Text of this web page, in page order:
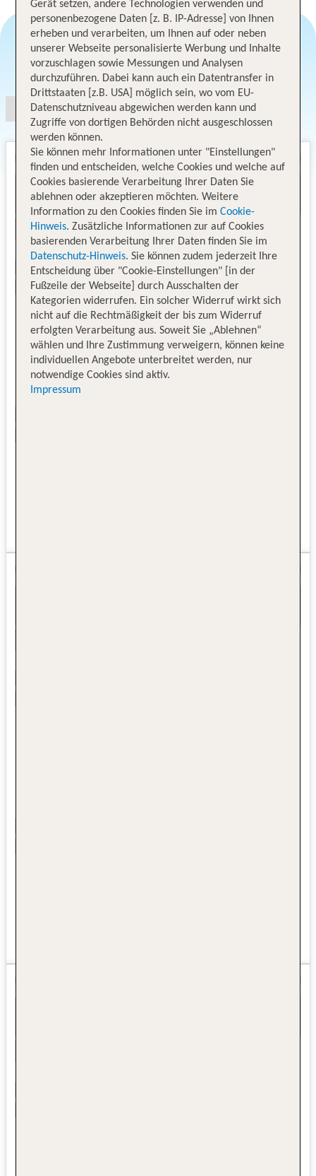
Angebotsauswahl
Gerät setzen, andere Technologien verwenden und
personenbezogene Daten [z. B. IP-Adresse] von Ihnen
erheben und verarbeiten, um Ihnen auf oder neben
unserer Webseite personalisierte Werbung und Inhalte
vorzuschlagen sowie Messungen und Analysen
durchzuführen. Dabei kann auch ein Datentransfer in
Drittstaaten [z.B. USA] möglich sein, wo vom EU-
Datenschutzniveau abgewichen werden kann und
Zugriffe von dortigen Behörden nicht ausgeschlossen
werden können.
Sie können mehr Informationen unter "Einstellungen"
finden und entscheiden, welche Cookies und welche auf
Cookies basierende Verarbeitung Ihrer Daten Sie
ablehnen oder akzeptieren möchten. Weitere
Information zu den Cookies finden Sie im Cookie-
Hinweis. Zusätzliche Informationen zur auf Cookies
basierenden Verarbeitung Ihrer Daten finden Sie im
Datenschutz-Hinweis. Sie können zudem jederzeit Ihre
Entscheidung über "Cookie-Einstellungen" [in der
Fußzeile der Webseite] durch Ausschalten der
Kategorien widerrufen. Ein solcher Widerruf wirkt sich
nicht auf die Rechtmäßigkeit der bis zum Widerruf
erfolgten Verarbeitung aus. Soweit Sie „Ablehnen“
wählen und Ihre Zustimmung verweigern, können keine
individuellen Angebote unterbreitet werden, nur
notwendige Cookies sind aktiv.
Impressum